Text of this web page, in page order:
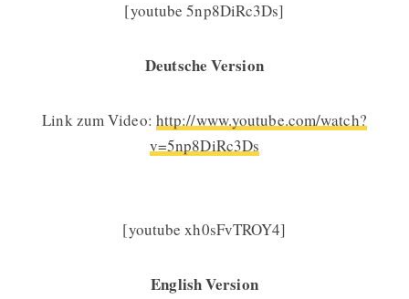
[youtube 5np8DiRc3Ds]
Deutsche Version
Link zum Video: http://www.youtube.com/watch?
v=5np8DiRc3Ds
[youtube xh0sFvTROY4]
English Version